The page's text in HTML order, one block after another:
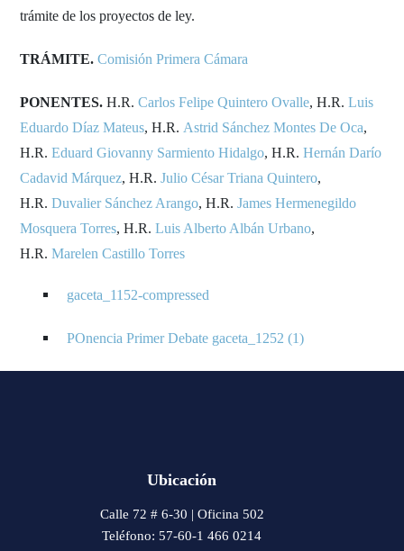
trámite de los proyectos de ley.
TRÁMITE. Comisión Primera Cámara
PONENTES. H.R.Carlos Felipe Quintero Ovalle, H.R.Luis
Eduardo Díaz Mateus, H.R.Astrid Sánchez Montes De Oca,
H.R.Eduard Giovanny Sarmiento Hidalgo, H.R.Hernán Darío
Cadavid Márquez, H.R.Julio César Triana Quintero,
H.R.Duvalier Sánchez Arango, H.R.James Hermenegildo
Mosquera Torres, H.R.Luis Alberto Albán Urbano,
H.R.Marelen Castillo Torres
gaceta_1152-compressed
POnencia Primer Debate gaceta_1252 (1)
Ubicación
Calle 72 # 6-30 | Oficina 502
Teléfono: 57-60-1 466 0214